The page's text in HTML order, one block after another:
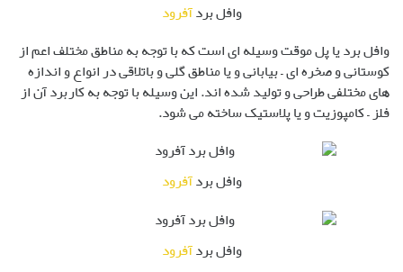
وافل بردآفرود
وافل برد یا پل موقت وسیله ای است که با توجه به مناطق مختلف اعم از
کوستانی و صخره ای – بیابانی و یا مناطق گلی و باتلاقی در انواع و اندازه
های مختلفی طراحی و تولید شده اند. این وسیله با توجه به کاربرد آن از
فلز – کامپوزیت و یا پلاستیک ساخته می شود.
وافل بردآفرود
وافل بردآفرود